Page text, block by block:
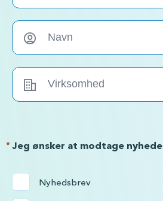
Jeg ønsker at modtage
*
Nyhedsbrev